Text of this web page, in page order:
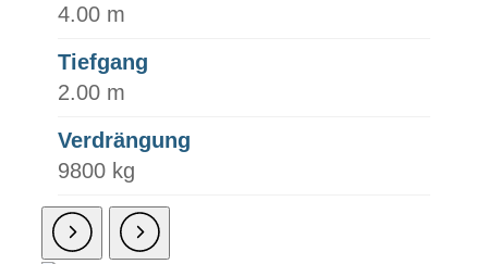
4.00 m
Tiefgang
2.00 m
Verdrängung
9800 kg